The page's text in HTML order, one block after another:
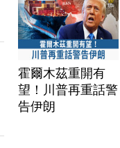
霍爾木茲重開有
望！川普再重話警
告伊朗